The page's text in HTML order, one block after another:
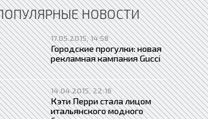
НОВОСТИ
17.05.2015, 14:58
Городские прогулки: новая
рекламная кампания Gucci
14.04.2015, 22:16
Кэти Перри стала лицом
итальянского модного